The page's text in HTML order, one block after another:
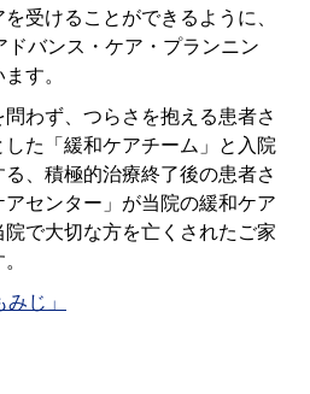
受けることができるように、
ドバンス・ケア・プランニン
す。
わず、つらさを抱える患者さ
た「緩和ケアチーム」と入院
、積極的治療終了後の患者さ
センター」が当院の緩和ケア
で大切な方を亡くされたご家
じ」